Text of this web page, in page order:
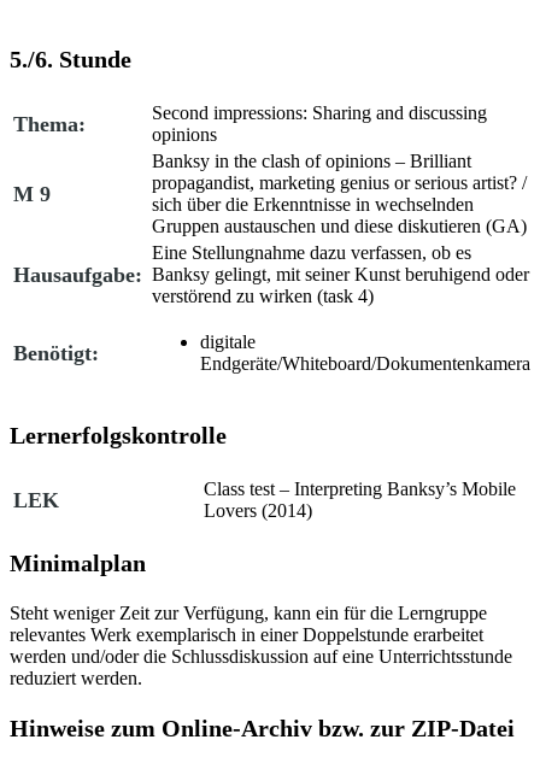
5./6. Stunde
Thema:
Second impressions: Sharing and discussing
opinions
M 9
Banksy in the clash of opinions – Brilliant
propagandist, marketing genius or serious artist? /
sich über die Erkenntnisse in wechselnden
Gruppen austauschen und diese diskutieren (GA)
Hausaufgabe:
Eine Stellungnahme dazu verfassen, ob es
Banksy gelingt, mit seiner Kunst beruhigend oder
verstörend zu wirken (task 4)
Benötigt:
digitale
Endgeräte/Whiteboard/Dokumentenkamera
Lernerfolgskontrolle
LEK Class test – Interpreting Banksy’s Mobile
Lovers (2014)
Minimalplan
Steht weniger Zeit zur Verfügung, kann ein für die Lerngruppe
relevantes Werk exemplarisch in einer Doppelstunde erarbeitet
werden und/oder die Schlussdiskussion auf eine Unterrichtsstunde
reduziert werden.
Hinweise zum Online-Archiv bzw. zur ZIP-Datei